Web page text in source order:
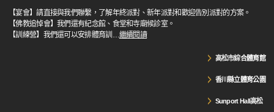
【宴會】請直接與我們聯繫，了解年終派對、新年派對和歡迎告別派對的方案。
【佛教追悼會】我們還有紀念館、食堂和寺廟候診室。
【訓練營】我們還可以安排體育訓 …繼續閱讀
高松市綜合體育館
香川縣立體育公園
Sunport Hall高松